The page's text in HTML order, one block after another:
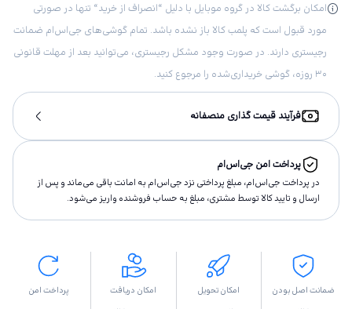
امکان برگشت کالا در گروه موبایل با دلیل “انصراف از خرید“ تنها در صورتی
مورد قبول است که پلمب کالا باز نشده باشد. تمام گوشی‌های جی‌اس‌ام ضمانت
رجیستری دارند. در صورت وجود مشکل رجیستری، می‌توانید بعد از مهلت قانونی
۳۰ روزه، گوشی خریداری‌شده را مرجوع کنید.
فرآیند قیمت گذاری منصفانه
پرداخت امن جی‌اس‌ام
در پرداخت جی‌اس‌ام، مبلغ پرداختى نزد جی‌اس‌ام به امانت باقى مى‌ماند و پس از
ارسال و تاييد كالا توسط مشتری، مبلغ به حساب فروشنده واريز مى‌شود.
ضمانت اصل بودن
امکان تحویل
امکان دریافت
پرداخت امن